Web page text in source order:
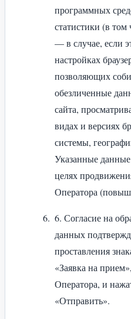
программных
статистики (в
— в случае, если
настройках
позволяющих
обезличенные
сайта,
видах и версиях
системы,
Указанные
целях
Оператора
6. Согласие на
данных
проставления
«Заявка на
Оператора, и
«Отправить».